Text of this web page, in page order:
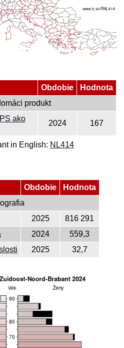
Obdobie
Hodnota
produkt
ako
2024 167
in English: NL414
Obdobie
Hodnota
2025
816 291
2024
559,3
2025 32,7